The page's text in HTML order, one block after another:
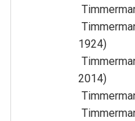
1924)
2014)